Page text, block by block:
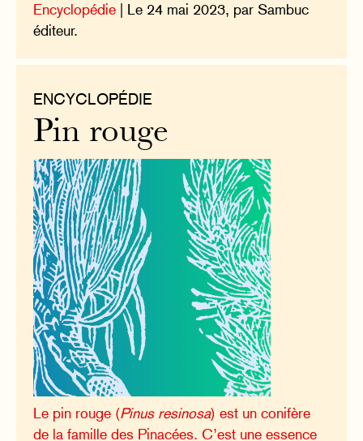
Encyclopédie | Le 24 mai 2023, par Sambuc
éditeur.
ENCYCLOPÉDIE
Pin rouge
Le pin rouge (Pinus resinosa) est un conifère
de la famille des Pinacées. C’est une essence